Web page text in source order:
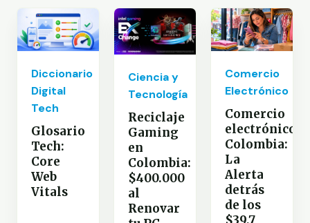
Diccionario
Digital
Tech
Glosario
Tech:
Core
Web
Vitals
Ciencia y
Tecnología
Reciclaje
Gaming
en
Colombia:
$400.000
al
Renovar
Comercio
Electrónico
Comercio
electrónico
Colombia:
La
Alerta
detrás
de los